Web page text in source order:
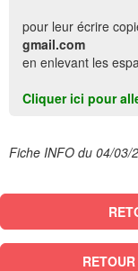
pour leur écrire
gmail.com
en enlevant les
Cliquer ici pour
Fiche INFO du 04/03/